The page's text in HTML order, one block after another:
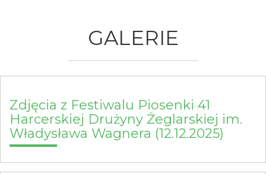
GALERIE
Zdjęcia z Festiwalu Piosenki 41
Harcerskiej Drużyny Żeglarskiej im.
Władysława Wagnera (12.12.2025)